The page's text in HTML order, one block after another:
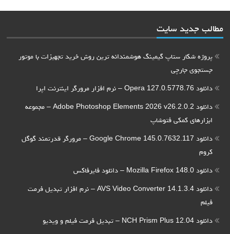
مطالب جدید سایت
پروژه شکار ستاپ گیمینگ هوشمندانه ترین روش خرید تجهیزات با موتور
جستجوی جارچی
دانلود Opera 127.0.5778.76 – نرم افزار مرورگر اینترنت اپرا
دانلود Adobe Photoshop Elements 2026 v26.2.0.2 – مجموعه
ابزارهای کمکی فتوشاپ
دانلود Google Chrome 145.0.7632.117 – مرورگر قدرتمند گوگل
کروم
دانلود Mozilla Firefox 148.0 – دانلود فایرفاکس
دانلود AVS Video Converter 14.1.3.4 – نرم افزار تبدیل فرمت
فیلم
دانلود NCH Prism Plus 12.04 – تبدیل فرمت فیلم و ویدیو